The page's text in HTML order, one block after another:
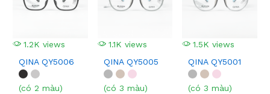
1.2K views
QINA QY5006
(có 2 màu)
1.1K views
QINA QY5005
(có 3 màu)
1.5K views
QINA QY5001
(có 3 màu)